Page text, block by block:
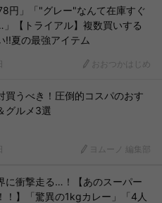
円」「"グレー"なんて在庫すぐ
【トライアル】複数買いする
!!夏の最強アイテム
おおつかはじめ
買うべき！圧倒的コスパのおす
グルメ3選
ヨムーノ 編集部
に衝撃走る…！【あのスーパー
！】「驚異の1kgカレー」「4人